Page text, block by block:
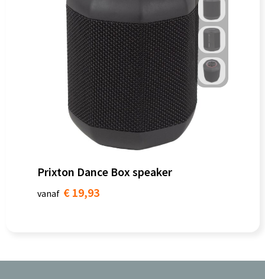
Prixton Dance Box speaker
vanaf € 19,93